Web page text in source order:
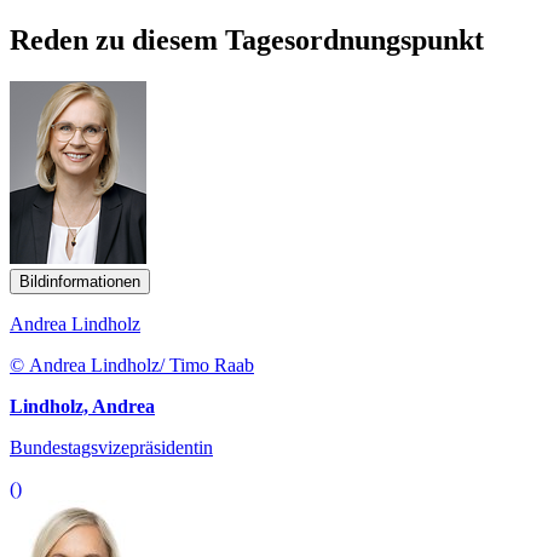
Reden zu diesem Tagesordnungspunkt
Bildinformationen
Andrea Lindholz
© Andrea Lindholz/ Timo Raab
Lindholz, Andrea
Bundestagsvizepräsidentin
()